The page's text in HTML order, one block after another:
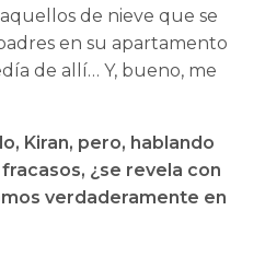
de nieve que se
en su apartamento
de allí… Y, bueno, me
Kiran, pero, hablando
¿se revela con
verdaderamente en